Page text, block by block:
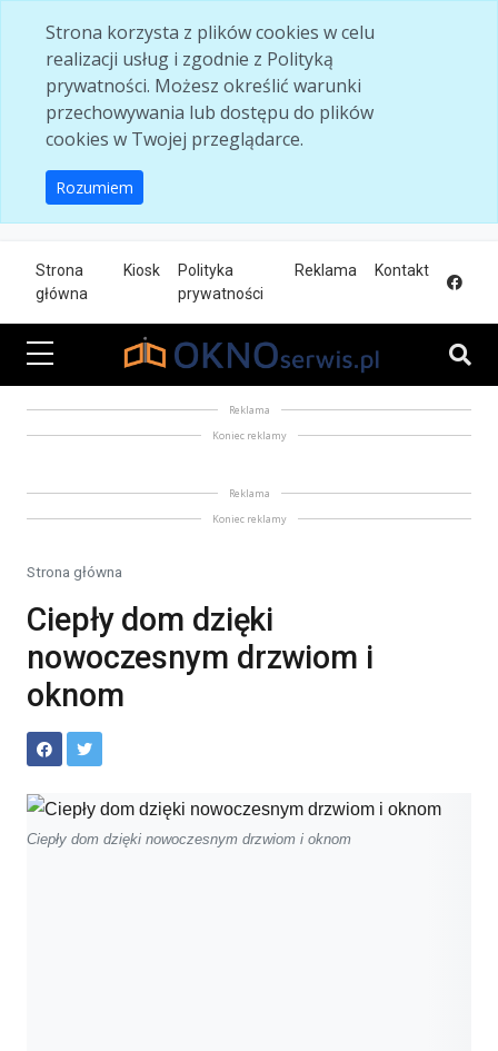
Strona korzysta z plików cookies w celu
realizacji usług i zgodnie z Polityką
prywatności. Możesz określić warunki
przechowywania lub dostępu do plików
cookies w Twojej przeglądarce.
Rozumiem
Strona
główna
Kiosk
Polityka
prywatności
Reklama Kontakt
Reklama
Koniec reklamy
Reklama
Koniec reklamy
Strona główna
Ciepły dom dzięki
nowoczesnym drzwiom i
oknom
Ciepły dom dzięki nowoczesnym drzwiom i oknom